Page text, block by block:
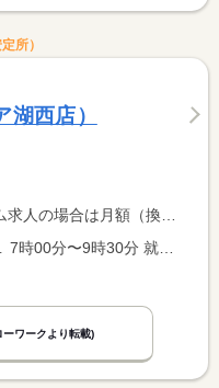
所）
西店）
ート求人の場合は時間額を表示しています。
ーワークより転載)